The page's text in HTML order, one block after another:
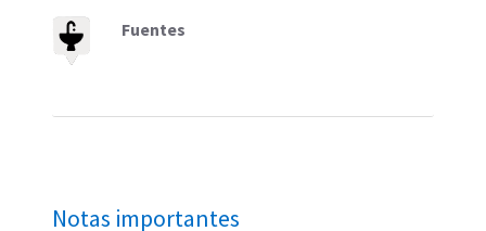
Fuentes
Notas importantes